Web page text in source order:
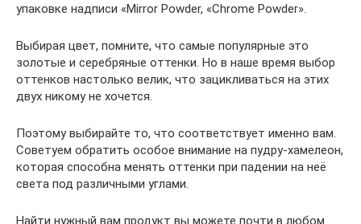
упаковке надписи «Mirror Powder, «Chrome Powder».
Выбирая цвет, помните, что самые популярные это
золотые и серебряные оттенки. Но в наше время выбор
оттенков настолько велик, что зацикливаться на этих
двух никому не хочется.
Поэтому выбирайте то, что соответствует именно вам.
Советуем обратить особое внимание на пудру-хамелеон,
которая способна менять оттенки при падении на неё
света под различными углами.
Найти нужный вам продукт вы можете почти в любом